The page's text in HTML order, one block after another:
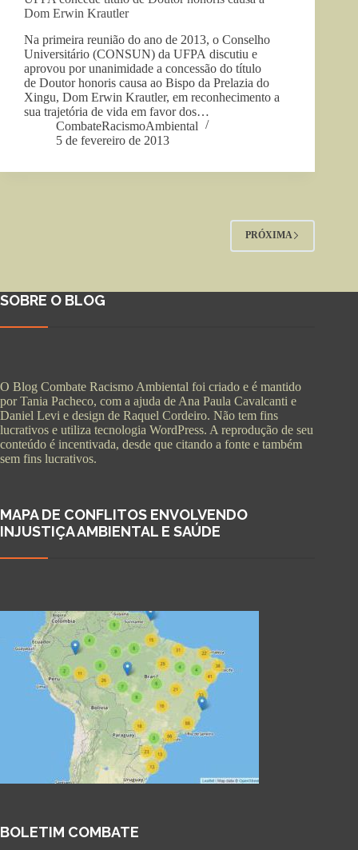
Dom Erwin Krautler
Na primeira reunião do ano de 2013, o Conselho
Universitário (CONSUN) da UFPA discutiu e
aprovou por unanimidade a concessão do título
de Doutor honoris causa ao Bispo da Prelazia do
Xingu, Dom Erwin Krautler, em reconhecimento a
sua trajetória de vida em favor dos…
CombateRacismoAmbiental
5 de fevereiro de 2013
PRÓXIMA
SOBRE O BLOG
O Blog Combate Racismo Ambiental foi criado e é mantido
por Tania Pacheco, com a ajuda de Ana Paula Cavalcanti e
Daniel Levi e design de Raquel Cordeiro. Não tem fins
lucrativos e utiliza tecnologia WordPress. A reprodução de seu
conteúdo é incentivada, desde que citando a fonte e também
sem fins lucrativos.
MAPA DE CONFLITOS ENVOLVENDO
INJUSTIÇA AMBIENTAL E SAÚDE
BOLETIM COMBATE